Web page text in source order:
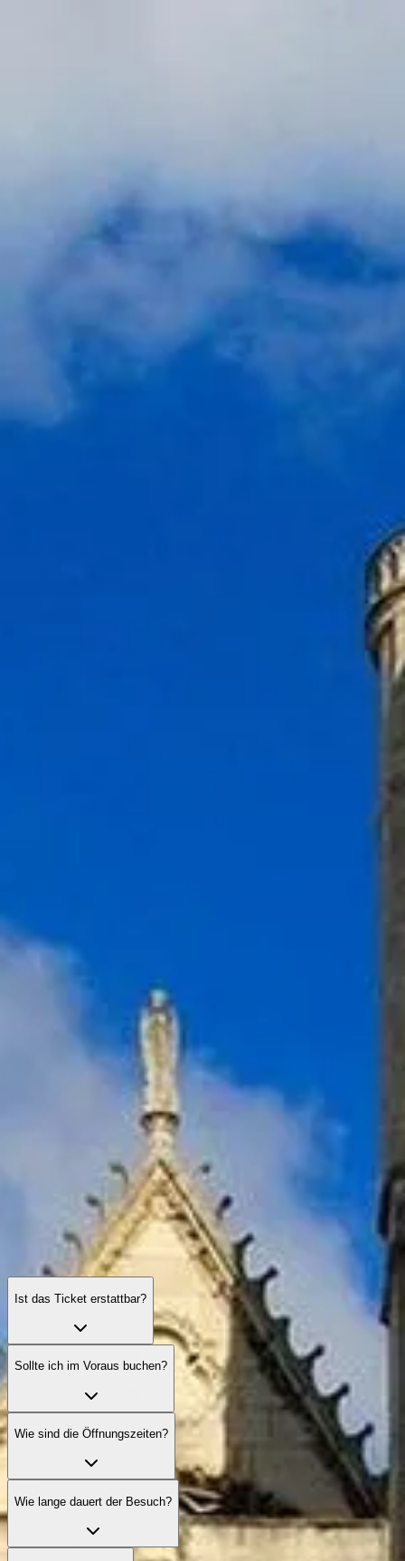
Häufige Fragen zur Basilika von Saint‑Denis
Antworten zu Tickets, Barrierefreiheit, Gottesdiensten, Gräbern,
Glasfenstern und Besuchstipps.
Ist das Ticket erstattbar?
Sollte ich im Voraus buchen?
Wie sind die Öffnungszeiten?
Wie lange dauert der Besuch?